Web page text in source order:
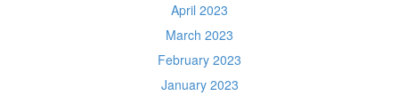
April 2023
March 2023
February 2023
January 2023